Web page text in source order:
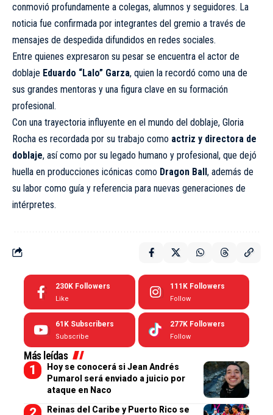
conmovió profundamente a colegas, alumnos y seguidores. La
noticia fue confirmada por integrantes del gremio a través de
mensajes de despedida difundidos en redes sociales.
Entre quienes expresaron su pesar se encuentra el actor de
doblaje Eduardo “Lalo” Garza, quien la recordó como una de
sus grandes mentoras y una figura clave en su formación
profesional.
Con una trayectoria influyente en el mundo del doblaje, Gloria
Rocha es recordada por su trabajo como actriz y directora de
doblaje, así como por su legado humano y profesional, que dejó
huella en producciones icónicas como Dragon Ball, además de
su labor como guía y referencia para nuevas generaciones de
intérpretes.
230K Followers
Like
111K Followers
Follow
61K Subscribers
Subscribe
277K Followers
Follow
Más leídas
Hoy se conocerá si Jean Andrés
Pumarol será enviado a juicio por
ataque en Naco
Reinas del Caribe y Puerto Rico se